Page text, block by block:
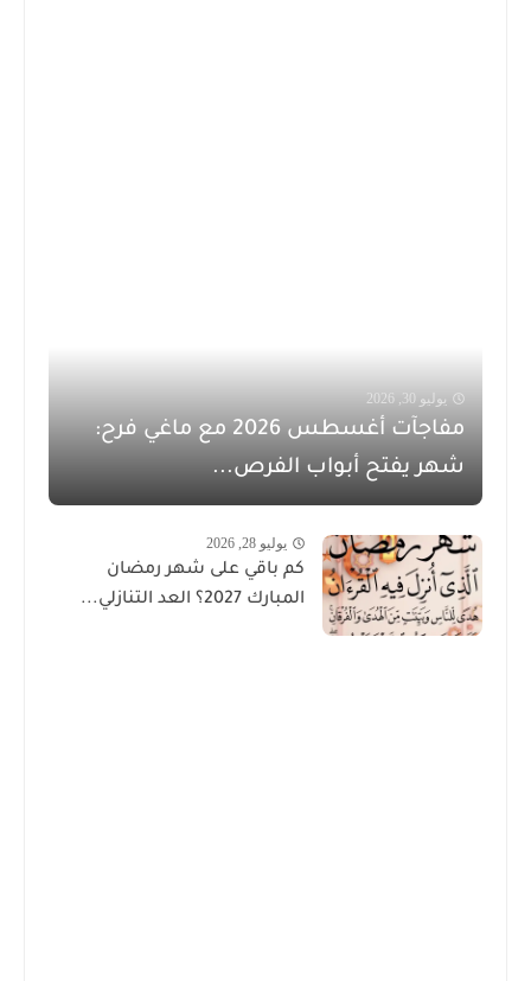
يوليو 30, 2026
مفاجآت أغسطس 2026 مع ماغي فرح:
شهر يفتح أبواب الفرص...
يوليو 28, 2026
كم باقي على شهر رمضان
المبارك 2027؟ العد التنازلي...